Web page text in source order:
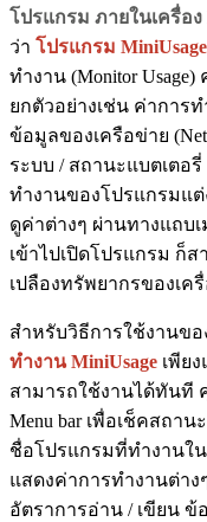
โปรแกรม ภายในเครื่อง
ว่า โปรแกรม MiniUsage
ทำงาน (Monitor
ยกตัวอย่างเช่น ค่าการ
ข้อมูลของเครือข่าย
ระบบ / สถานะแบตเตอ
ทำงานของโปรแกรมแ
ดูค่าต่างๆ ผ่านทางแถบเ
เข้าไปเปิดโปรแกรม ก็
เปลืองทรัพยากรของเครื่
สำหรับวิธีการใช้งานขอ
ทำงาน MiniUsage เพีย
สามารถใช้งานได้ทัน
Menu bar เพื่อเช็คสถา
ชื่อโปรแกรมที่ทำงานใ
แสดงค่าการทำงานต่าง
อัตราการอ่าน / เขียน